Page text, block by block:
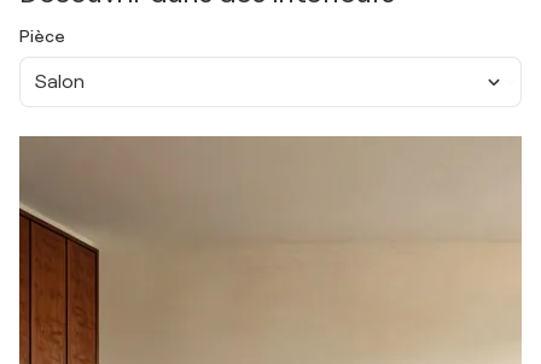
Pièce
Salon